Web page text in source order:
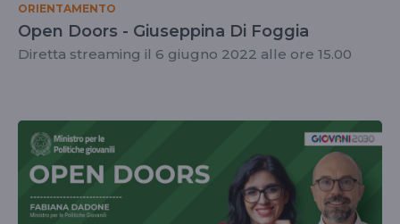
ORIENTAMENTO
Open Doors - Giuseppina Di Foggia
Diretta streaming il 6 giugno 2022 alle ore 15.00